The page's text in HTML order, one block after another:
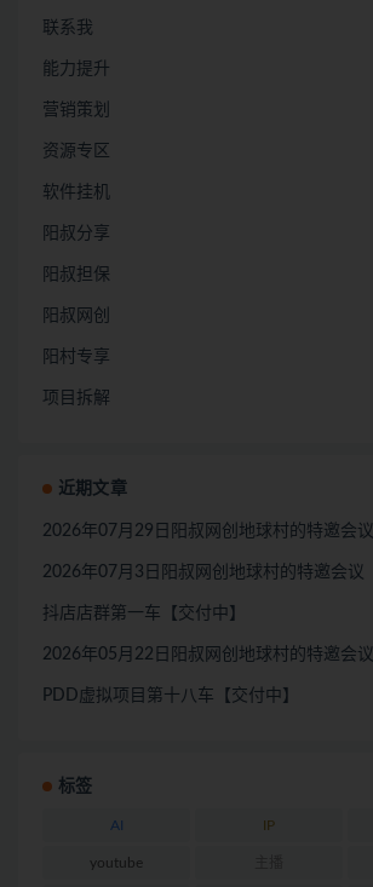
联系我
能力提升
营销策划
资源专区
软件挂机
阳叔分享
阳叔担保
阳叔网创
阳村专享
项目拆解
近期文章
2026年07月29日阳叔网创地球村的特邀会议
2026年07月3日阳叔网创地球村的特邀会议
抖店店群第一车【交付中】
2026年05月22日阳叔网创地球村的特邀会议
PDD虚拟项目第十八车【交付中】
标签
AI IP
youtube